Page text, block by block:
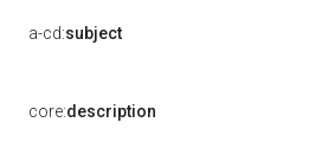
a-cd:subject
core:description